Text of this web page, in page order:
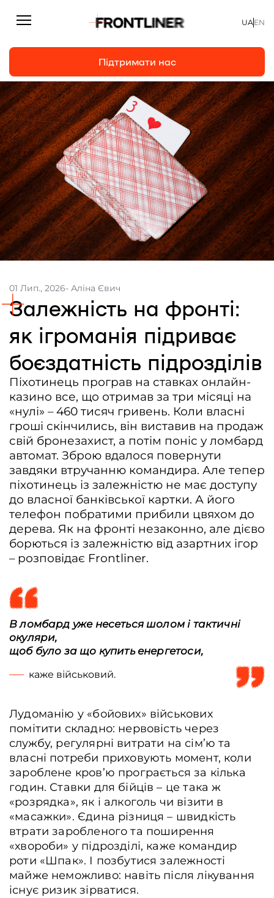
Репортажі
Статті
Інтерв’ю
Особисто
На часі
Про нас
Підтримати
Контакти
Співпраця
Медіакіт
Партнери проєкту та подяка
Редакційна політика | Копірайт
Документи
Підтримати нас
UAEN
Підтримати нас
01 Лип., 2026- Аліна Євич
Залежність на фронті:
як ігроманія підриває
боєздатність підрозділів
Піхотинець програв на ставках онлайн-
казино все, що отримав за три місяці на
«нулі» – 460 тисяч гривень. Коли власні
гроші скінчились, він виставив на продаж
свій бронезахист, а потім поніс у ломбард
автомат. Зброю вдалося повернути
завдяки втручанню командира. Але тепер
піхотинець із залежністю не має доступу
до власної банківської картки. А його
телефон побратими прибили цвяхом до
дерева. Як на фронті незаконно, але дієво
борються із залежністю від азартних ігор
– розповідає Frontliner.
В ломбард уже несеться шолом і тактичні
окуляри,
щоб було за що купить енергетоси,
каже військовий.
Лудоманію у «бойових» військових
помітити складно: нервовість через
службу, регулярні витрати на сім’ю та
власні потреби приховують момент, коли
зароблене кров’ю програється за кілька
годин. Ставки для бійців – це така ж
«розрядка», як і алкоголь чи візити в
«масажки». Єдина різниця – швидкість
втрати заробленого та поширення
«хвороби» у підрозділі, каже командир
роти «Шпак». І позбутися залежності
майже неможливо: навіть після лікування
існує ризик зірватися.